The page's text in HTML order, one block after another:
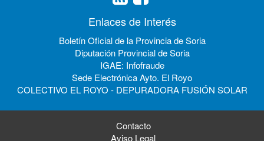
Enlaces de Interés
Boletín Oficial de la Provincia de Soria
Diputación Provincial de Soria
IGAE: Infofraude
Sede Electrónica Ayto. El Royo
COLECTIVO EL ROYO - DEPURADORA FUSIÓN SOLAR
Contacto
Aviso Legal